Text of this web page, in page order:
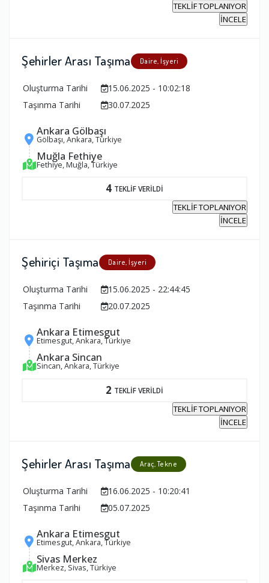
TEKLİF TOPLANIYOR
İNCELE
Şehirler Arası Taşıma Daire, İşyeri
Oluşturma Tarihi
15.06.2025 - 10:02:18
Taşınma Tarihi
30.07.2025
Ankara Gölbaşı
Gölbaşı, Ankara, Türkiye
Muğla Fethiye
Fethiye, Muğla, Türkiye
4 TEKLİF VERİLDİ
TEKLİF TOPLANIYOR
İNCELE
Şehiriçi Taşıma Daire, İşyeri
Oluşturma Tarihi
15.06.2025 - 22:44:45
Taşınma Tarihi
20.07.2025
Ankara Etimesgut
Etimesgut, Ankara, Türkiye
Ankara Sincan
Sincan, Ankara, Türkiye
2 TEKLİF VERİLDİ
TEKLİF TOPLANIYOR
İNCELE
Şehirler Arası Taşıma Araç, Tekne
Oluşturma Tarihi
16.06.2025 - 10:20:41
Taşınma Tarihi
05.07.2025
Ankara Etimesgut
Etimesgut, Ankara, Türkiye
Sivas Merkez
Merkez, Sivas, Türkiye